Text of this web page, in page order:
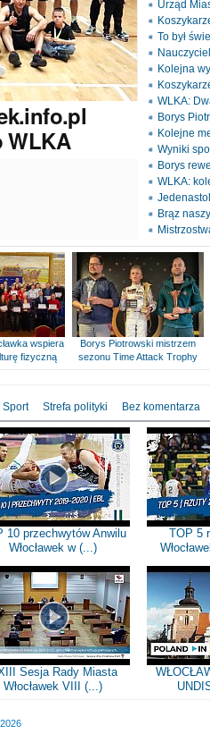
Urząd
To był
opinie
Kolejna
WLKA:
Borys
Kolejne
Wyniki
Borys
WLKA:
Brąz
wspiera
fizyczną
Borys Piotrowski mistrzem
sezonu Time Attack Trophy
Sport Strefa polityki Bez komentarza
10 przechwytów Anwilu
Włocławek w (...)
TOP 5
Sesja Rady Miasta
Włocławek VIII (...)